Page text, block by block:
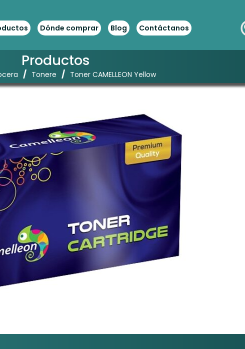
Dónde comprar Blog Contáctanos
Productos
/ Tonere / Toner CAMELLEON Yellow